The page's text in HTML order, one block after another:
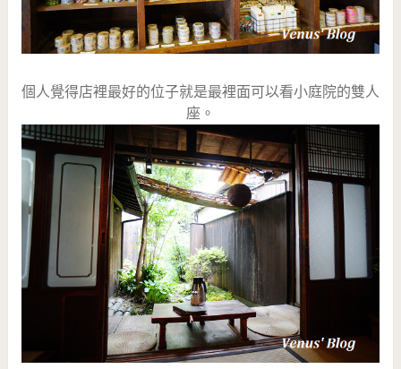
個人覺得店裡最好的位子就是最裡面可以看小庭院的雙人
座。